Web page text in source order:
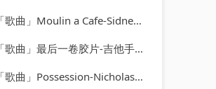
「歌曲」Moulin a Cafe-Sidney Bechet
「歌曲」最后一卷胶片-吉他手大怪兽
「歌曲」Possession-Nicholas Hooper